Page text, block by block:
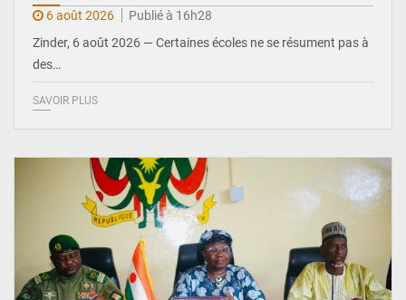
6 août 2026
Publié à 16h28
Zinder, 6 août 2026 — Certaines écoles ne se résument pas à
des…
SAVOIR PLUS